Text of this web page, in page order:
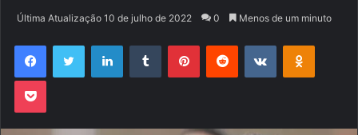
mail
Última Atualização 10 de julho de 2022 0 Menos de um minuto
FacebookTwitter LinkedinTumblr PinterestReddit VK OK
Pocket